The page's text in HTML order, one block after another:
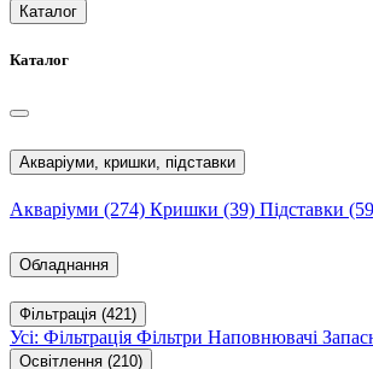
Каталог
Каталог
Акваріуми, кришки, підставки
Акваріуми (274) Кришки (39) Підставки
Обладнання
Фільтрація (421)
Усі: Фільтрація Фільтри Наповнювачі
Освітлення (210)